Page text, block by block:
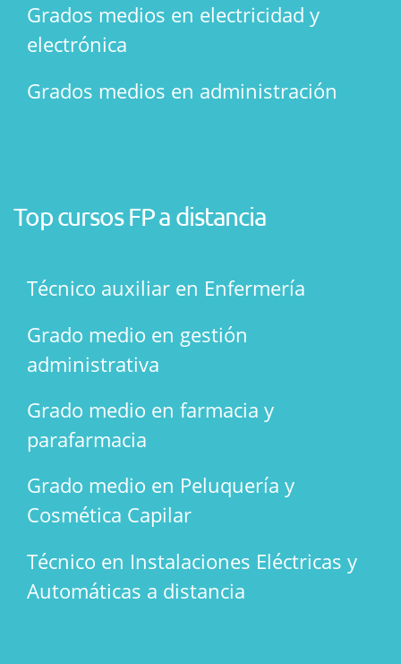
Grados medios en electricidad y
electrónica
Grados medios en administración
Top cursos FP a distancia
Técnico auxiliar en Enfermería
Grado medio en gestión
administrativa
Grado medio en farmacia y
parafarmacia
Grado medio en Peluquería y
Cosmética Capilar
Técnico en Instalaciones Eléctricas y
Automáticas a distancia